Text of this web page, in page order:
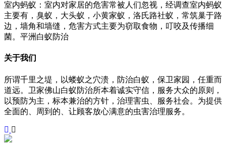
室内蚂蚁：室内对家居的危害常被人们忽视，经调查室内蚂蚁
主要有，臭蚁，大头蚁，小黄家蚁，洛氏路社蚁，常筑巢于路
边，墙角和墙缝，危害方式主要为窃取食物，叮咬及传播细
菌。平洲白蚁防治
关于我们
所谓千里之堤，以蝼蚁之穴溃，防治白蚁，保卫家园，任重而
道远。卫家佛山白蚁防治所本着诚实守信，服务大众的原则，
以预防为主，标本兼治的方针，治理害虫、服务社会。为提供
全面的、周到的、让顾客放心满意的虫害治理服务。